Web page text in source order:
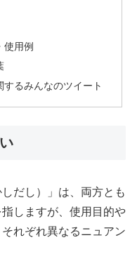
使用例
するみんなのツイート
だし）」は、両方とも
しますが、使用目的や
れぞれ異なるニュアン